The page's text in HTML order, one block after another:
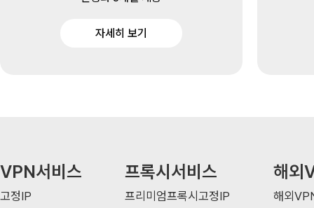
자세히 보기
VPN서비스
고정IP
프록시서비스
프리미엄프록시고정IP
해외
해외